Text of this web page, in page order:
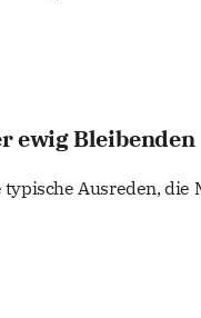
ewig Bleibenden
Ausreden,